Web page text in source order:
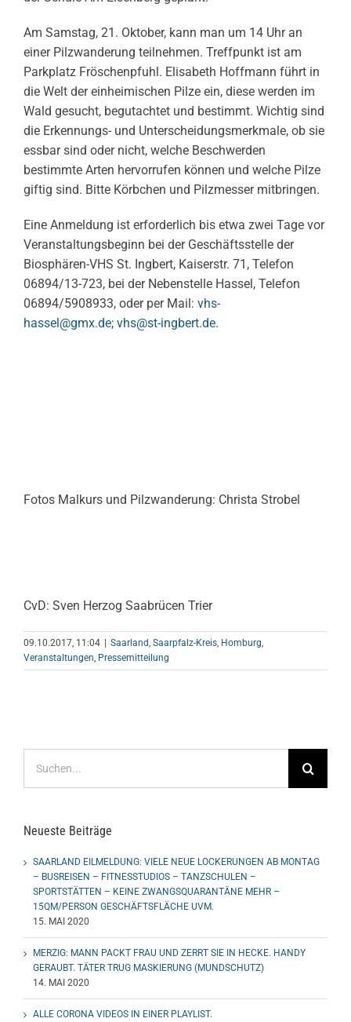
Am Samstag, 21. Oktober, kann man um 14 Uhr an
einer Pilzwanderung teilnehmen. Treffpunkt ist am
Parkplatz Fröschenpfuhl. Elisabeth Hoffmann führt in
die Welt der einheimischen Pilze ein, diese werden im
Wald gesucht, begutachtet und bestimmt. Wichtig sind
die Erkennungs- und Unterscheidungsmerkmale, ob sie
essbar sind oder nicht, welche Beschwerden
bestimmte Arten hervorrufen können und welche Pilze
giftig sind. Bitte Körbchen und Pilzmesser mitbringen.
Eine Anmeldung ist erforderlich bis etwa zwei Tage vor
Veranstaltungsbeginn bei der Geschäftsstelle der
Biosphären-VHS St. Ingbert, Kaiserstr. 71, Telefon
06894/13-723, bei der Nebenstelle Hassel, Telefon
06894/5908933, oder per Mail: vhs-
hassel@gmx.de; vhs@st-ingbert.de.
Fotos Malkurs und Pilzwanderung: Christa Strobel
CvD: Sven Herzog Saabrücen Trier
09.10.2017, 11:04 | Saarland Saarpfalz-Kreis Homburg
Veranstaltungen Pressemitteilung
nach:
Neueste Beiträge
SAARLAND EILMELDUNG: VIELE NEUE LOCKERUNGEN AB MONTAG
– BUSREISEN – FITNESSTUDIOS – TANZSCHULEN –
SPORTSTÄTTEN – KEINE ZWANGSQUARANTÄNE MEHR –
15QM/PERSON GESCHÄFTSFLÄCHE UVM.
15. MAI 2020
MERZIG: MANN PACKT FRAU UND ZERRT SIE IN HECKE. HANDY
GERAUBT. TÄTER TRUG MASKIERUNG (MUNDSCHUTZ)
14. MAI 2020
ALLE CORONA VIDEOS IN EINER PLAYLIST.